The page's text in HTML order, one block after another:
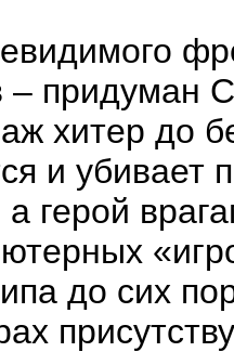
– придуман
хитер до
и убивает
герой
до сих